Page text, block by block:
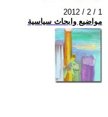
2012 / 2 / 1
مواضيع وابحاث سياسية